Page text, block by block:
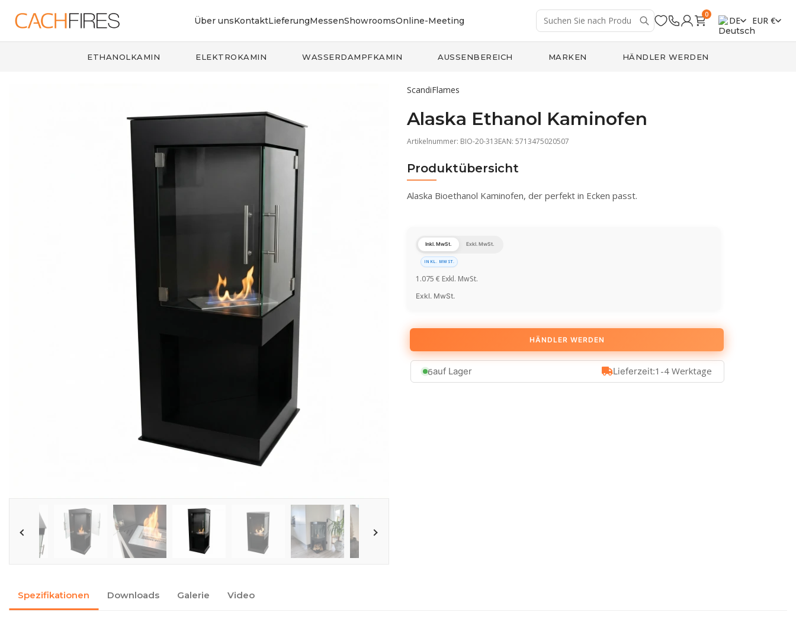
Über unsKontaktLieferungMessenShowroomsOnline-Meeting
0
DE EUR €
ETHANOLKAMIN ELEKTROKAMIN WASSERDAMPFKAMIN AUSSENBEREICH MARKEN HÄNDLER WERDEN
ScandiFlames
Alaska Ethanol Kaminofen
Artikelnummer: BIO-20-313EAN: 5713475020507
Produktübersicht
Alaska Bioethanol Kaminofen, der perfekt in Ecken passt.
Inkl. MwSt. Exkl. MwSt.
INKL. MWST.
1.075 € Exkl. MwSt.
Exkl. MwSt.
HÄNDLER WERDEN
6auf Lager Lieferzeit:1-4 Werktage
Spezifikationen Downloads Galerie Video